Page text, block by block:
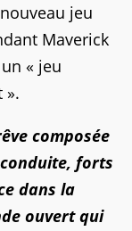
jeu
Maverick
« jeu
».
composée
forts
dans la
ouvert qui